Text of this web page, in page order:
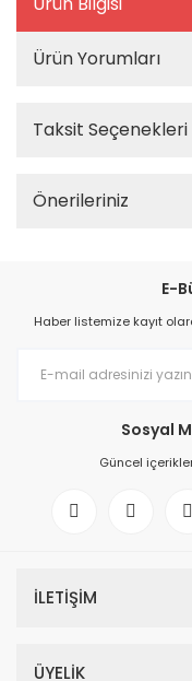
Ürün Yorumları
Taksit Seçenekleri
Önerileriniz
E-
Haber listemize kayıt
Sosyal
Güncel
İLETİŞİM
ÜYELİK